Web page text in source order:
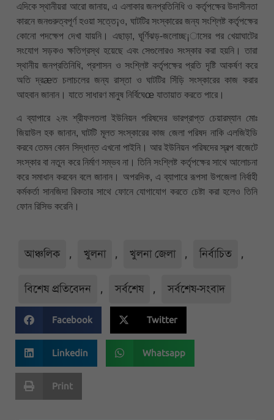
এদিকে স্থানীয়রা আরো জানায়, এ এলাকার জনপ্রতিনিধি ও কর্তৃপক্ষের উদাসীনতা
কারনে জনগুরুত্বপূর্ণ হওয়া সত্তে¡ও, ঘাটটির সংস্কারের জন্য সংশ্লিষ্ট কর্তৃপক্ষের
কোনো পদক্ষেপ দেখা যায়নি। এছাড়া, ঘূর্ণিঝড়-জলোচ্ছ¡াসের পর খেয়াঘাটের
সংযোগ সড়কও ক্ষতিগ্রস্থ হয়েছে এবং সেগুলোরও সংস্কার করা হয়নি। তারা
স্থানীয় জনপ্রতিনিধি, প্রশাসন ও সংশ্লিষ্ট কর্তৃপক্ষের প্রতি দৃষ্টি আকর্ষণ করে
অতি দ্রæত চলাচলের জন্য রাস্তা ও ঘাটটির সিঁড়ি সংস্কারের কাজ করার
আহবান জানান। যাতে সাধারণ মানুষ নির্বিঘেœ যাতায়াত করতে পারে।
এ ব্যাপারে ২নং শ্রীফলতলা ইউনিয়ন পরিষদের ভারপ্রাপ্ত চেয়ারম্যান মোঃ
জিয়াউল হক জানান, ঘাটটি মূলত সংস্কারের কাজ জেলা পরিষদ নাকি এলজিইডি
করবে তেমন কোন সিদ্ধান্ত এখনো পাইনি। আর ইউনিয়ন পরিষদের স্বল্প বাজেটে
সংস্কার বা নতুন করে নির্মাণ সম্ভব না। তিনি সংশ্লিষ্ট কর্তৃপক্ষের সাথে আলোচনা
করে সমাধান করবেন বলে জানান। অপরদিক, এ ব্যাপারে রূপসা উপজেলা নির্বাহী
কর্মকর্তা সানজিদা রিকতার সাথে ফোনে যোগাযোগ করতে চেষ্টা করা হলেও তিনি
ফোন রিসিভ করেনি।
আঞ্চলিক , খুলনা , খুলনা জেলা , নির্বাচিত ,
বিশেষ প্রতিবেদন , সর্বশেষ , সর্বশেষ-সংবাদ
Facebook Twitter
Linkedin Whatsapp
Print